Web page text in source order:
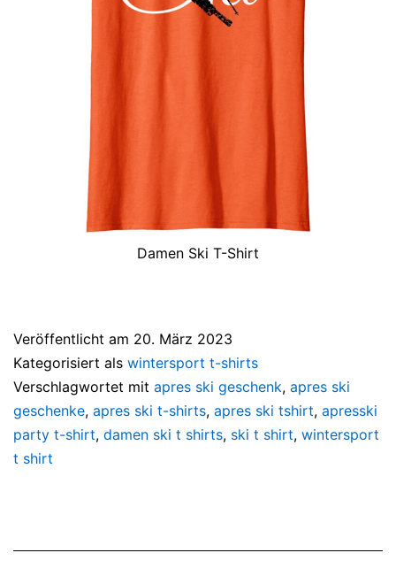
Damen Ski T-Shirt
Veröffentlicht am 20. März 2023
Kategorisiert als wintersport t-shirts
Verschlagwortet mit apres ski geschenk, apres ski
geschenke, apres ski t-shirts, apres ski tshirt, apresski
party t-shirt, damen ski t shirts, ski t shirt, wintersport
t shirt